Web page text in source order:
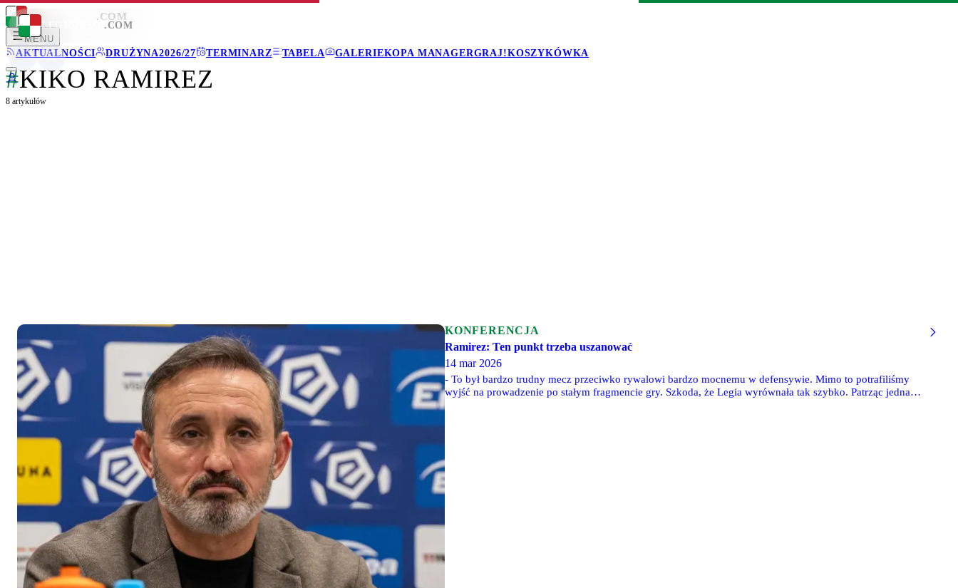
LEGIONISCI .COM
MENU
AKTUALNOŚCI
DRUŻYNA2026/27 TERMINARZ TABELA GALERIEKOPA MANAGERGRAJ!KOSZYKÓWKA
LEGIONISCI .COM
#KIKO RAMIREZ
8 artykułów
KONFERENCJA
Ramirez: Ten punkt trzeba uszanować
14 mar 2026
- To był bardzo trudny mecz przeciwko rywalowi bardzo mocnemu w defensywie. Mimo to potrafiliśmy
wyjść na prowadzenie po stałym fragmencie gry. Szkoda, że Legia wyrównała tak szybko. Patrząc jednak